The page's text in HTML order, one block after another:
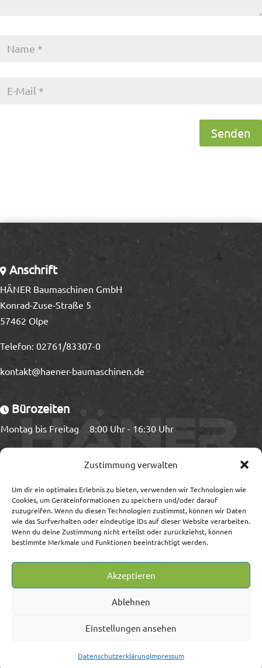
Zustimmung verwalten
Um dir ein optimales Erlebnis zu bieten, verwenden wir Technologien wie
Cookies, um Geräteinformationen zu speichern und/oder darauf
zuzugreifen. Wenn du diesen Technologien zustimmst, können wir Daten
wie das Surfverhalten oder eindeutige IDs auf dieser Website verarbeiten.
Wenn du deine Zustimmung nicht erteilst oder zurückziehst, können
bestimmte Merkmale und Funktionen beeinträchtigt werden.
Akzeptieren
Ablehnen
Einstellungen ansehen
DatenschutzerklärungImpressum
Senden
Anschrift
HÄNER Baumaschinen GmbH
Konrad-Zuse-Straße 5
57462 Olpe
Telefon: 02761/83307-0
kontakt@haener-baumaschinen.de
Bürozeiten
Montag bis Freitag 8:00 Uhr - 16:30 Uhr
Montag bis Freitag 8:00 Uhr - 15:00 Uhr
Information
Impressum/Streitschlichtung
AGB
Lieferung, Versand, Zahlung